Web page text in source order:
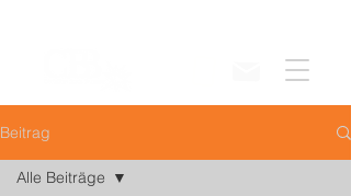
Beitrag
Alle Beiträge